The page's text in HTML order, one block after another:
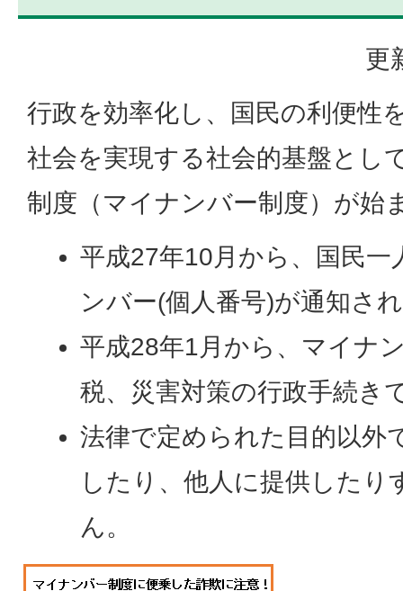
更
行政を効率化し、国民の利便性
社会を実現する社会的基盤とし
制度（マイナンバー制度）が始
平成27年10月から、国民
ンバー(個人番号)が通知さ
平成28年1月から、マイナ
税、災害対策の行政手続き
法律で定められた目的以外
したり、他人に提供した
ん。